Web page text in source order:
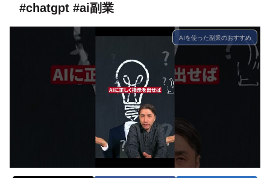
#chatgpt #ai副業
AIを使った副業のおすすめ